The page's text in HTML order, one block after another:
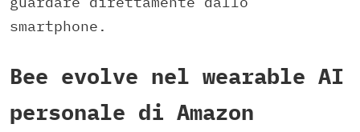
smartphone.
Bee evolve nel wearable AI
personale di Amazon